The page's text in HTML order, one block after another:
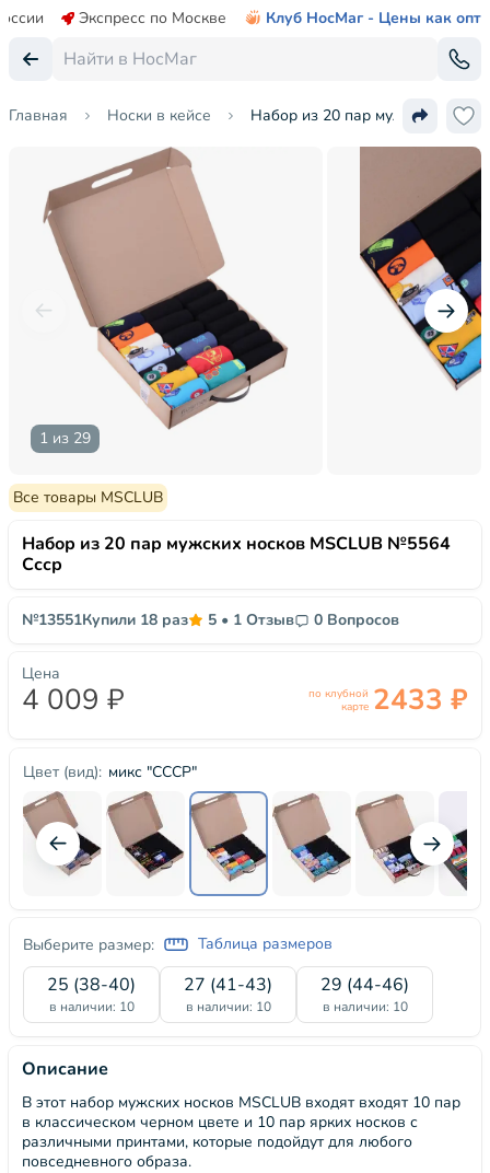
Экспресс по Москве Клуб НосМаг - Цены как опт
Главная Носки в кейсе Набор из 20 пар мужских
1 из 29
Все товары MSCLUB
Набор из 20 пар мужских носков MSCLUB №5564
Ссср
№13551Купили 18 раз 5 • 1 Отзыв 0 Вопросов
Цвет (вид): микс "СССР"
Выберите размер: Таблица размеров
25 (38-40)
в наличии: 10
27 (41-43)
в наличии: 10
29 (44-46)
в наличии: 10
Цена
4 009 ₽
по клубной
карте 2433 ₽
Описание
В этот набор мужских носков MSCLUB входят входят 10 пар
в классическом черном цвете и 10 пар ярких носков с
различными принтами, которые подойдут для любого
повседневного образа.